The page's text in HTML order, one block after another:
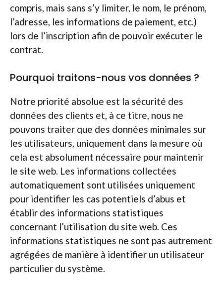
compris, mais sans s’y limiter, le nom, le prénom,
l’adresse, les informations de paiement, etc.)
lors de l’inscription afin de pouvoir exécuter le
contrat.
Pourquoi traitons-nous vos données ?
Notre priorité absolue est la sécurité des
données des clients et, à ce titre, nous ne
pouvons traiter que des données minimales sur
les utilisateurs, uniquement dans la mesure où
cela est absolument nécessaire pour maintenir
le site web. Les informations collectées
automatiquement sont utilisées uniquement
pour identifier les cas potentiels d’abus et
établir des informations statistiques
concernant l’utilisation du site web. Ces
informations statistiques ne sont pas autrement
agrégées de manière à identifier un utilisateur
particulier du système.